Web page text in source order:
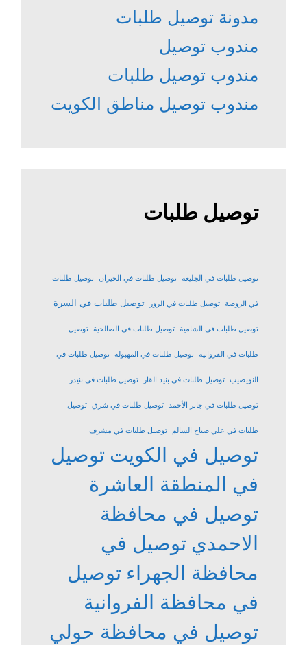
مدونة توصيل طلبات
مندوب توصيل
مندوب توصيل طلبات
مندوب توصيل مناطق الكويت
توصيل طلبات
توصيل طلبات في الجليعة توصيل طلبات في الخيران توصيل طلبات
في الروضة توصيل طلبات في الزور توصيل طلبات في السرة
توصيل طلبات في الشامية توصيل طلبات في الصالحية توصيل
طلبات في الفروانية توصيل طلبات في المهبولة توصيل طلبات في
النويصيب توصيل طلبات في بنيد القار توصيل طلبات في بنيدر
توصيل طلبات في جابر الأحمد توصيل طلبات في شرق توصيل
طلبات في علي صباح السالم توصيل طلبات في مشرف
توصيل في الكويت توصيل
في المنطقة العاشرة
توصيل في محافظة
الاحمدي توصيل في
محافظة الجهراء توصيل
في محافظة الفروانية
توصيل في محافظة حولي